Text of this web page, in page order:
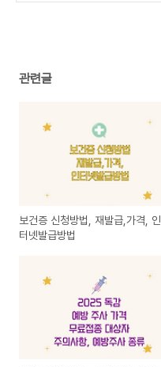
관련글
보건증 신청방법, 재발급,가격, 인
터넷발급방법